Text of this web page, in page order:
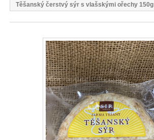
Těšanský čerstvý sýr s vlašskými ořechy 150g